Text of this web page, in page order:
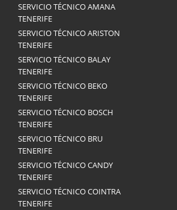
SERVICIO TÉCNICO AMANA
TENERIFE
SERVICIO TÉCNICO ARISTON
TENERIFE
SERVICIO TÉCNICO BALAY
TENERIFE
SERVICIO TÉCNICO BEKO
TENERIFE
SERVICIO TÉCNICO BOSCH
TENERIFE
SERVICIO TÉCNICO BRU
TENERIFE
SERVICIO TÉCNICO CANDY
TENERIFE
SERVICIO TÉCNICO COINTRA
TENERIFE